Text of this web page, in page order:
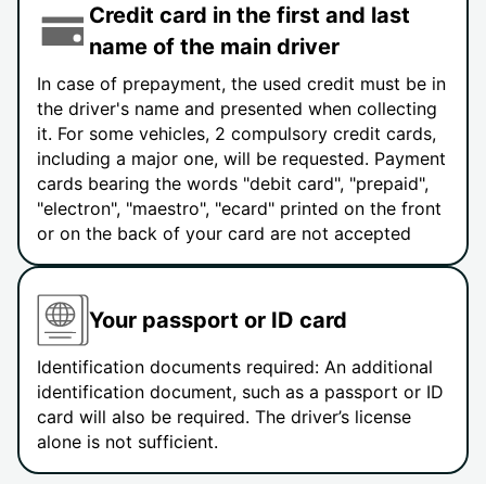
Credit card in the first and last
name of the main driver
In case of prepayment, the used credit must be in
the driver's name and presented when collecting
it. For some vehicles, 2 compulsory credit cards,
including a major one, will be requested. Payment
cards bearing the words "debit card", "prepaid",
"electron", "maestro", "ecard" printed on the front
or on the back of your card are not accepted
Your passport or ID card
Identification documents required: An additional
identification document, such as a passport or ID
card will also be required. The driver’s license
alone is not sufficient.